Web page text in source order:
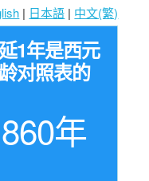
| 日本語 | 中文(繁)
1年是西元
对照表的
年